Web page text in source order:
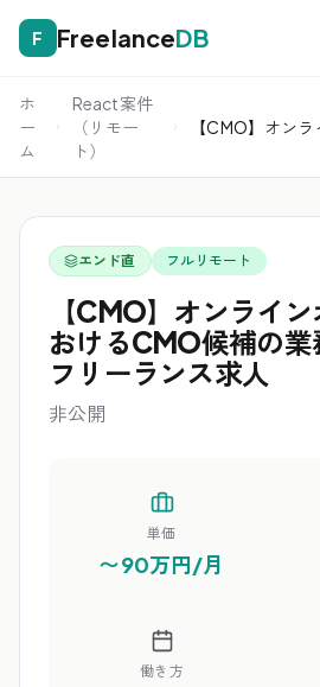
F FreelanceDB
ホ
ー
ム
React案件
（リモー
ト）
【CMO】オン
求人
エンド直 フルリモート
【CMO】オンライ
おけるCMO候補の業
フリーランス求人
非公開
単価
〜90万円/月
働き方